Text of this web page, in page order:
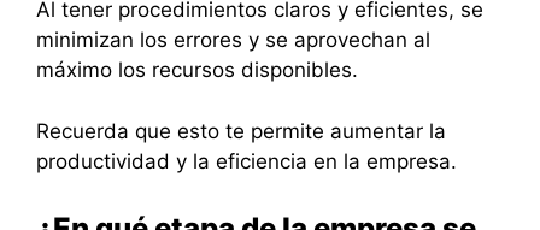
Al tener procedimientos claros y eficientes, se
minimizan los errores y se aprovechan al
máximo los recursos disponibles.
Recuerda que esto te permite aumentar la
productividad y la eficiencia en la empresa.